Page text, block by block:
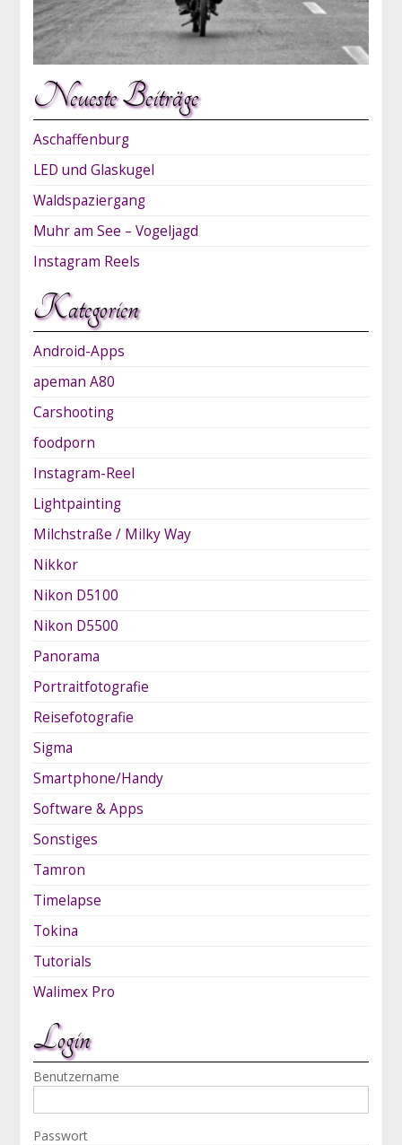
Neueste Beiträge
Aschaffenburg
LED und Glaskugel
Waldspaziergang
Muhr am See – Vogeljagd
Instagram Reels
Kategorien
Android-Apps
apeman A80
Carshooting
foodporn
Instagram-Reel
Lightpainting
Milchstraße / Milky Way
Nikkor
Nikon D5100
Nikon D5500
Panorama
Portraitfotografie
Reisefotografie
Sigma
Smartphone/Handy
Software & Apps
Sonstiges
Tamron
Timelapse
Tokina
Tutorials
Walimex Pro
Login
Benutzername
Passwort